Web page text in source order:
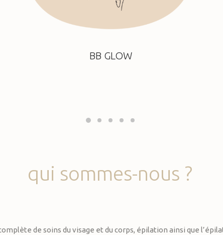
BB GLOW
qui sommes-nous ?
de soins du visage et du corps, épilation ainsi que